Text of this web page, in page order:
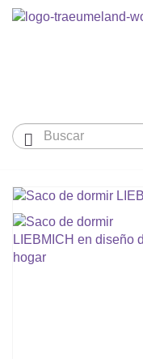
Colchón
SACOS DE
El país de nuestros
PRODUCCIÓN


